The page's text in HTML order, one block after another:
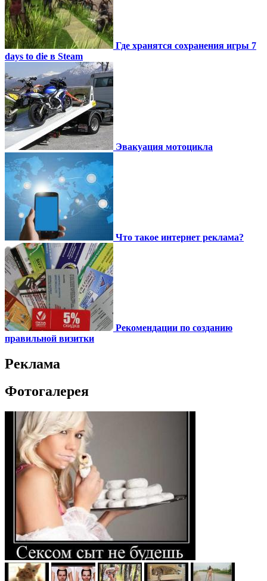
Где хранятся сохранения игры 7
days to die в Steam
Эвакуация мотоцикла
Что такое интернет реклама?
Рекомендации по созданию
правильной визитки
Реклама
Фотогалерея